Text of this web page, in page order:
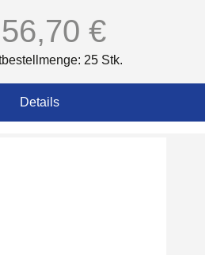
56,70 €
25 Stk.
Details